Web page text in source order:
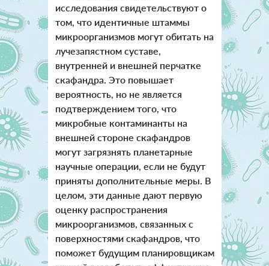
исследования свидетельствуют о
том, что идентичные штаммы
микроорганизмов могут обитать на
лучезапястном суставе,
внутренней и внешней перчатке
скафандра. Это повышает
вероятность, но не является
подтверждением того, что
микробные контаминанты на
внешней стороне скафандров
могут загрязнять планетарные
научные операции, если не будут
приняты дополнительные меры. В
целом, эти данные дают первую
оценку распространения
микроорганизмов, связанных с
поверхностями скафандров, что
поможет будущим планировщикам